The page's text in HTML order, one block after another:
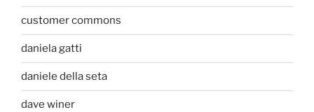
customer commons
daniela gatti
daniele della seta
dave winer